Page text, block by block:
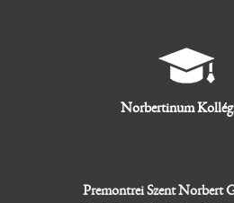
Norbertinum
Premontrei Szent Norbert